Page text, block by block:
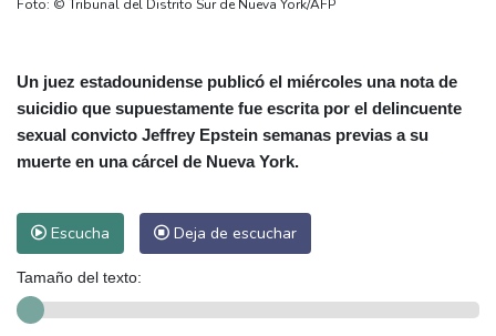
Foto: © Tribunal del Distrito Sur de Nueva York/AFP
Un juez estadounidense publicó el miércoles una nota de
suicidio que supuestamente fue escrita por el delincuente
sexual convicto Jeffrey Epstein semanas previas a su
muerte en una cárcel de Nueva York.
Escucha Deja de escuchar
Tamaño del texto: